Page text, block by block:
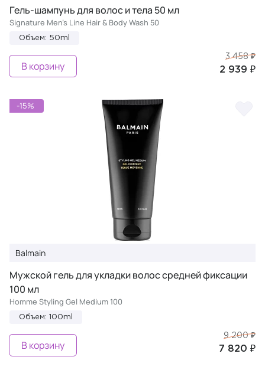
Гель-шампунь для волос и тела 50 мл
Signature Men's Line Hair & Body Wash 50
Объем: 50ml
3 458 ₽
2 939 ₽
В корзину
-15%
Balmain
Мужской гель для укладки волос средней фиксации
100 мл
Homme Styling Gel Medium 100
Объем: 100ml
9 200 ₽
7 820 ₽
В корзину